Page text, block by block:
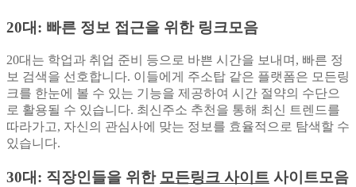
20대: 빠른 정보 접근을 위한 링크모음
20대는 학업과 취업 준비 등으로 바쁜 시간을 보내며, 빠른 정
보 검색을 선호합니다. 이들에게 주소탑 같은 플랫폼은 모든링
크를 한눈에 볼 수 있는 기능을 제공하여 시간 절약의 수단으
로 활용될 수 있습니다. 최신주소 추천을 통해 최신 트렌드를
따라가고, 자신의 관심사에 맞는 정보를 효율적으로 탐색할 수
있습니다.
30대: 직장인들을 위한 모든링크 사이트 사이트모음